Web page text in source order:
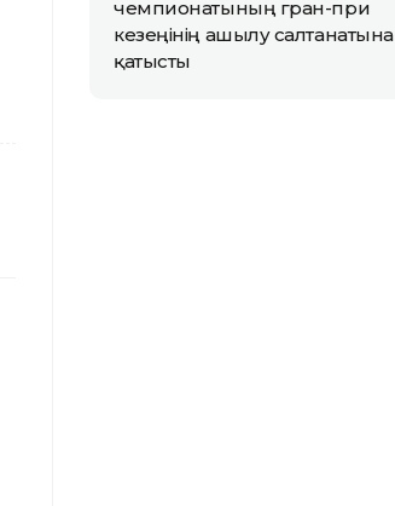
чемпионатының гран-при
кезеңінің ашылу салтанатына
қатысты